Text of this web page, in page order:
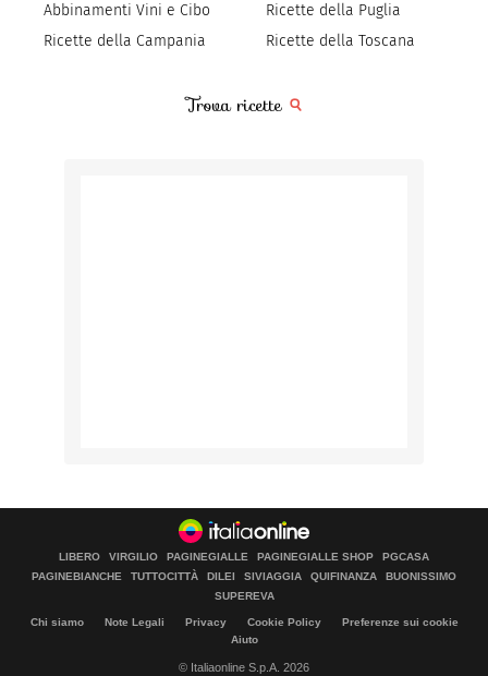
Abbinamenti Vini e Cibo
Ricette della Campania
Ricette della Puglia
Ricette della Toscana
Trova ricette
LIBERO VIRGILIO PAGINEGIALLE PAGINEGIALLE SHOP
PGCASA
PAGINEBIANCHE
TUTTOCITTÀ DILEI SIVIAGGIA QUIFINANZA
BUONISSIMO
SUPEREVA
Chi siamo Note Legali Privacy Cookie Policy
Preferenze sui cookie
Aiuto
© Italiaonline S.p.A. 2026